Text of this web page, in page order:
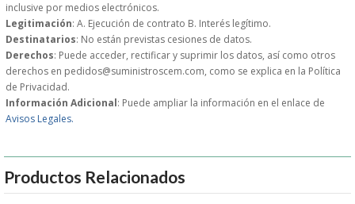
GASTOS DE ENVIO
FORMA DE PAGO
CONDICIONES DE COMPRA
DEVOLUCIONES
inclusive por medios electrónicos.
Legitimación: A. Ejecución de contrato B. Interés legítimo.
Destinatarios: No están previstas cesiones de datos.
Derechos: Puede acceder, rectificar y suprimir los datos, así como otros
derechos en pedidos@suministroscem.com, como se explica en la Política
de Privacidad.
Información Adicional: Puede ampliar la información en el enlace de
Avisos Legales.
Productos Relacionados